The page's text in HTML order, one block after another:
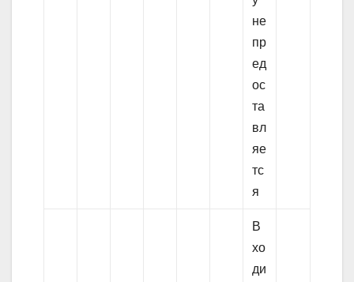
не
пр
ед
ос
та
вл
яе
тс
я
В
хо
ди